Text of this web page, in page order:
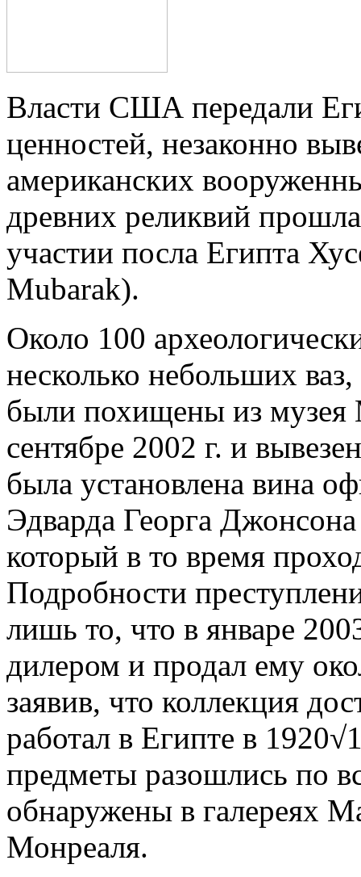
Власти США передали
ценностей, незаконно
американских
древних реликвий
участии посла Египта
Mubarak).
Около 100
несколько небольших
были похищены из
сентябре 2002 г. и
была установлена вина
Эдварда Георга
который в то время
Подробности
лишь то, что в январе
дилером и продал ему
заявив, что коллекция
работал в Египте в
предметы разошлись по
обнаружены в галереях
Монреаля.